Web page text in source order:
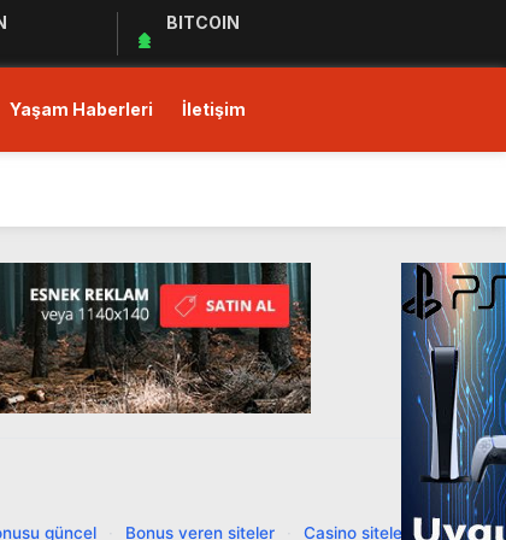
BITCOIN
Yaşam Haberleri İletişim
güncel Bonus veren siteler Casino siteleri
·